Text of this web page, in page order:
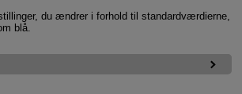
du ændrer i forhold til standardværdierne,
blå.